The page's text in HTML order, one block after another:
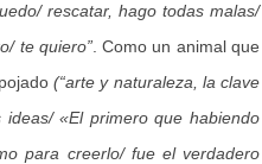
rescatar, hago todas malas/
te quiero”. Como un animal que
(“arte y naturaleza, la clave
«El primero que habiendo
para creerlo/ fue el verdadero